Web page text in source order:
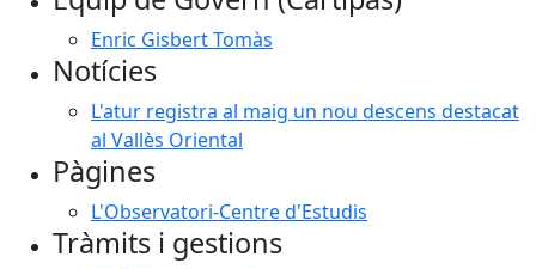
Enric Gisbert Tomàs
Notícies
L'atur registra al maig un nou descens destacat
al Vallès Oriental
Pàgines
L'Observatori-Centre d'Estudis
Tràmits i gestions